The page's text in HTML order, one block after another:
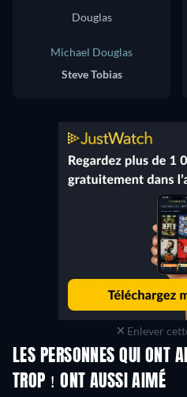
Michael Douglas
Steve Tobias
Enlever
LES PERSONNES QUI ONT
TROP ! ONT AUSSI AIMÉ